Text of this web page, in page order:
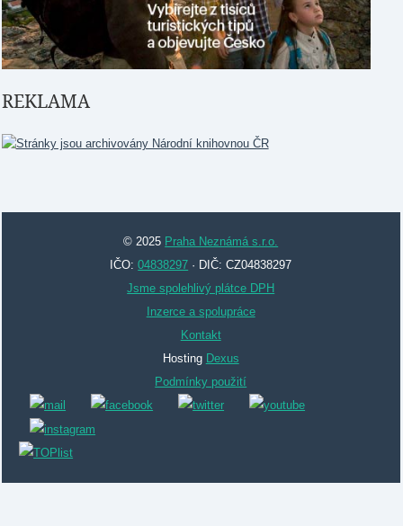
REKLAMA
© 2025 Praha Neznámá s.r.o.
IČO:04838297 · DIČ: CZ04838297
Jsme spolehlivý plátce DPH
Inzerce a spolupráce
Kontakt
Hosting Dexus
Podmínky použití